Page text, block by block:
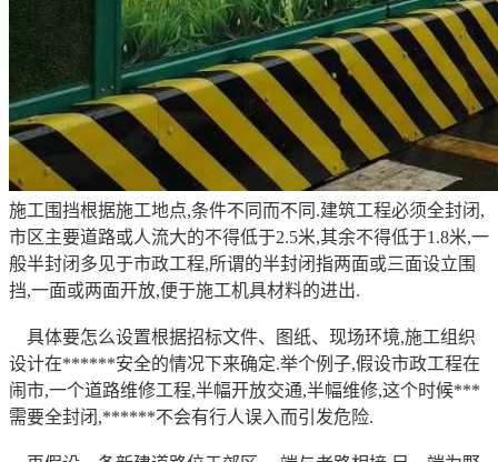
施工围挡根据施工地点,条件不同而不同.建筑工程必须全封闭,
市区主要道路或人流大的不得低于2.5米,其余不得低于1.8米,一
般半封闭多见于市政工程,所谓的半封闭指两面或三面设立围
挡,一面或两面开放,便于施工机具材料的进出.
具体要怎么设置根据招标文件、图纸、现场环境,施工组织
设计在******安全的情况下来确定.举个例子,假设市政工程在
闹市,一个道路维修工程,半幅开放交通,半幅维修,这个时候***
需要全封闭,******不会有行人误入而引发危险.